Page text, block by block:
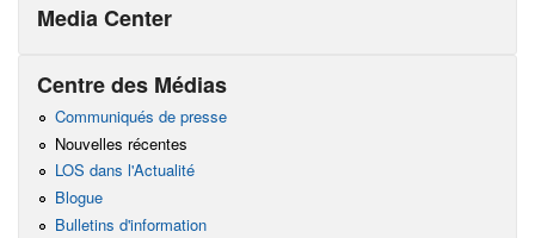
Media Center
Centre des Médias
Communiqués de presse
Nouvelles récentes
LOS dans l'Actualité
Blogue
Bulletins d'information